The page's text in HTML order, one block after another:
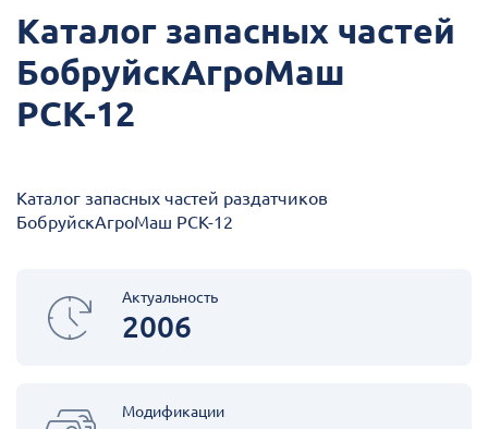
Каталог запасных частей
БобруйскАгроМаш
РСК-12
Каталог запасных частей раздатчиков
БобруйскАгроМаш РСК-12
Актуальность
2006
Модификации